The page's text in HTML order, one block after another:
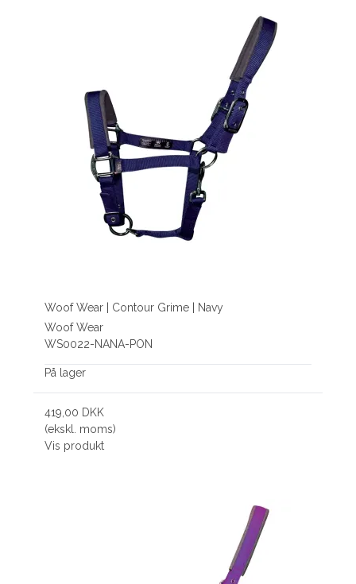
Woof Wear | Contour Grime | Navy
Woof Wear
WS0022-NANA-PON
På lager
419,00 DKK
(ekskl. moms)
Vis produkt